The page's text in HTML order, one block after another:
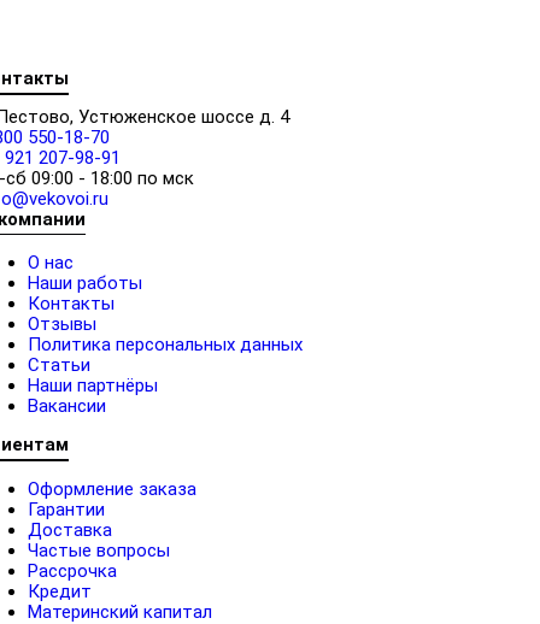
Устюженское шоссе д. 4
550-18-70
921 207-98-91
сб 09:00 - 18:00 по мск
О нас
Наши работы
Контакты
Отзывы
Политика персональных данных
Статьи
Наши партнёры
Вакансии
Оформление заказа
Гарантии
Доставка
Частые вопросы
Рассрочка
Кредит
Материнский капитал